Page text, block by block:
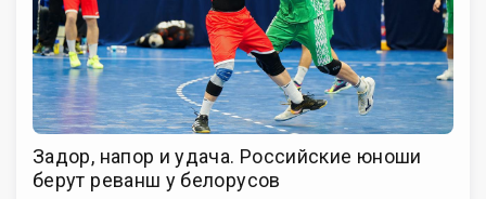
Задор, напор и удача. Российские юноши
берут реванш у белорусов